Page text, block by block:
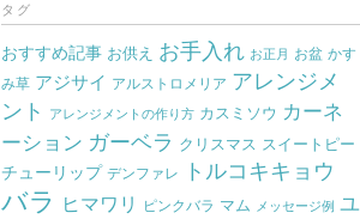
イ
ブ
タグ
おすすめ記事 お供え お手入れ お正月 お盆 かす
み草 アジサイ アルストロメリア アレンジメ
ント
アレンジメントの作り方 カスミソウ カーネ
ーション ガーベラ クリスマス スイートピー
チューリップ デンファレ トルコキキョウ
バラ ヒマワリ ピンクバラ マム メッセージ例 ユ